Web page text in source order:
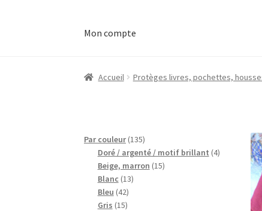
Mon compte
Accueil Contact Ma liste de souhaits Mon
Accueil Protèges livres, pochettes,
Par couleur 135135
produits
Doré / argenté / motif brillant 44
Beige, marron 1515
Blanc 1313
Bleu 4242
produits
Gris 1515